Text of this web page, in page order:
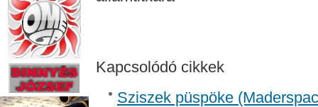
Kapcsolódó cikkek
Sziszek püspöke